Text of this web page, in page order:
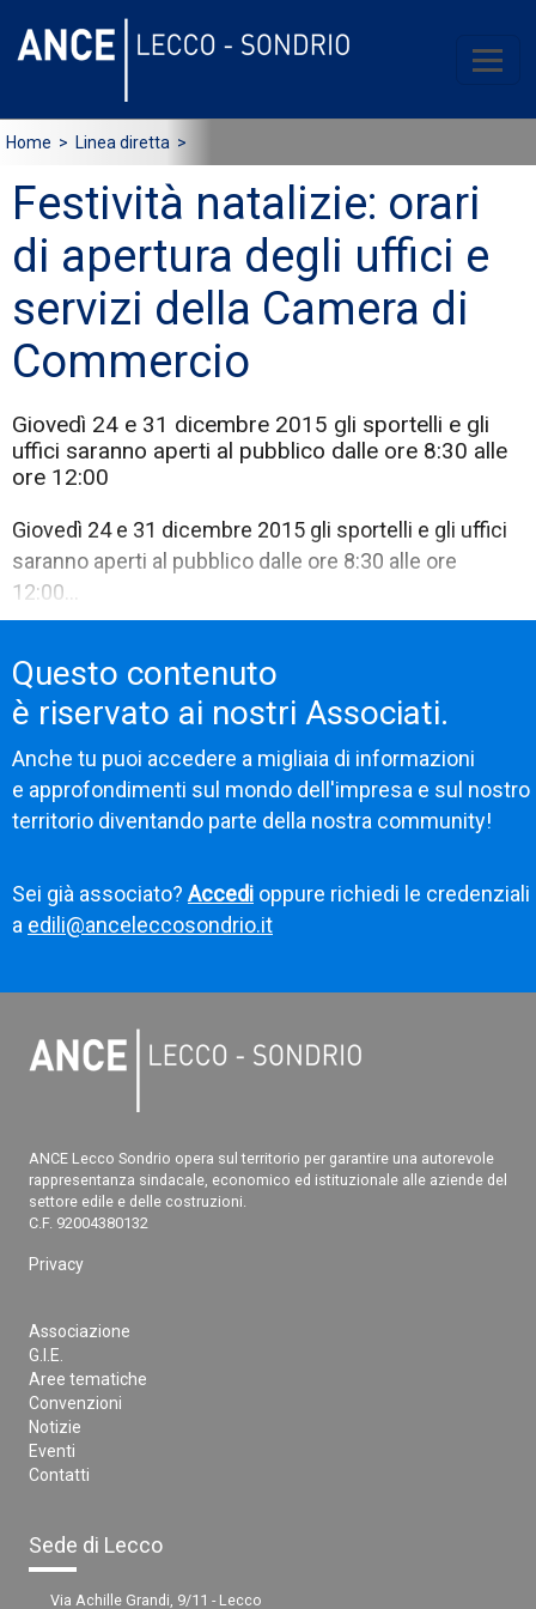
Home > Linea diretta >
Festività natalizie: orari
di apertura degli uffici e
servizi della Camera di
Commercio
Giovedì 24 e 31 dicembre 2015 gli sportelli e gli
uffici saranno aperti al pubblico dalle ore 8:30 alle
ore 12:00
Giovedì 24 e 31 dicembre 2015 gli sportelli e gli uffici
saranno aperti al pubblico dalle ore 8:30 alle ore
12:00...
Questo contenuto
è riservato ai nostri Associati.
Anche tu puoi accedere a migliaia di informazioni
e approfondimenti sul mondo dell'impresa e sul nostro
territorio diventando parte della nostra community!
Sei già associato?Accedi oppure richiedi le credenziali
a edili@anceleccosondrio.it
ANCE Lecco Sondrio opera sul territorio per garantire una autorevole
rappresentanza sindacale, economico ed istituzionale alle aziende del
settore edile e delle costruzioni.
C.F. 92004380132
Privacy
Associazione
G.I.E.
Aree tematiche
Convenzioni
Notizie
Eventi
Contatti
Sede di Lecco
Via Achille Grandi, 9/11 - Lecco